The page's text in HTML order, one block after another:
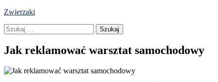
Skip
content
Zwierzaki
Szukaj:
Jak reklamować warsztat samochodowy